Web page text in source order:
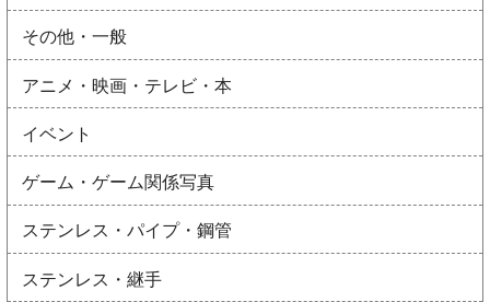
その他・一般
アニメ・映画・テレビ・本
イベント
ゲーム・ゲーム関係写真
ステンレス・パイプ・鋼管
ステンレス・継手